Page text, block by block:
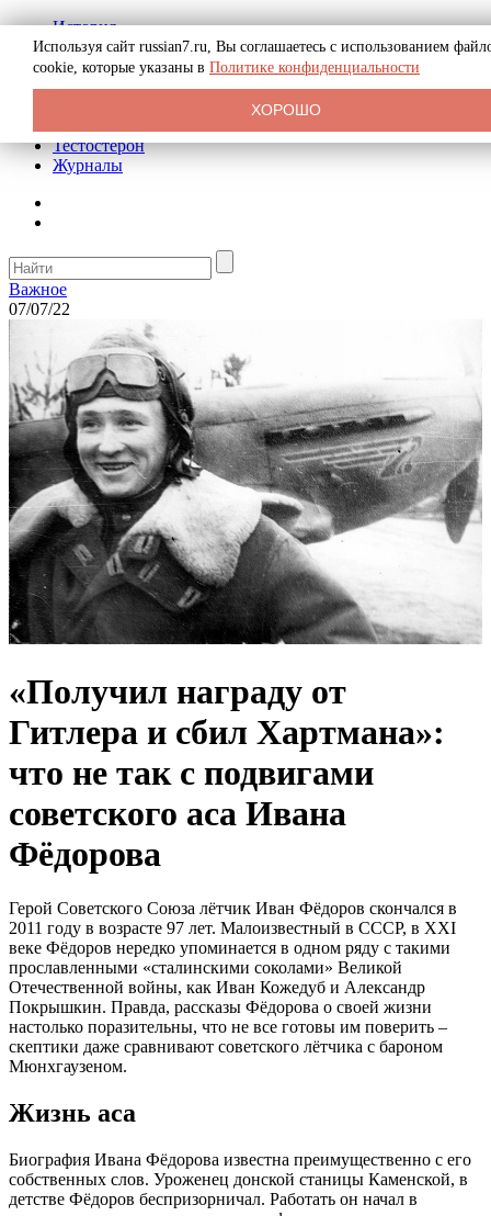
История
Биография
Криминал
Реклама на сайте
Тестостерон
Журналы
Важное
07/07/22
«Получил награду от
Гитлера и сбил Хартмана»:
что не так с подвигами
советского аса Ивана
Фёдорова
Герой Советского Союза лётчик Иван Фёдоров скончался в
2011 году в возрасте 97 лет. Малоизвестный в СССР, в XXI
веке Фёдоров нередко упоминается в одном ряду с такими
прославленными «сталинскими соколами» Великой
Отечественной войны, как Иван Кожедуб и Александр
Покрышкин. Правда, рассказы Фёдорова о своей жизни
настолько поразительны, что не все готовы им поверить –
скептики даже сравнивают советского лётчика с бароном
Мюнхгаузеном.
Жизнь аса
Биография Ивана Фёдорова известна преимущественно с его
собственных слов. Уроженец донской станицы Каменской, в
детстве Фёдоров беспризорничал. Работать он начал в
Используя сайт russian7.ru, Вы соглашаетесь с использованием
cookie, которые указаны в Политике конфиденциальности
ХОРОШО